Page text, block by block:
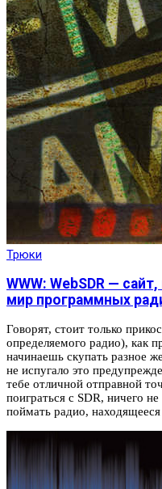
Трюки
WWW: WebSDR —
мир программных
Говорят, стоит только
определяемого радио), как
начинаешь скупать разное
не испугало это
тебе отличной отправной
поиграться с SDR, ничего
поймать радио,